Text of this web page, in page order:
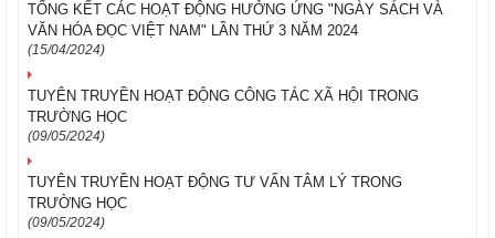
TỔNG KẾT CÁC HOẠT ĐỘNG HƯỞNG ỨNG "NGÀY SÁCH VÀ
VĂN HÓA ĐỌC VIỆT NAM" LẦN THỨ 3 NĂM 2024
(15/04/2024)
TUYÊN TRUYỀN HOẠT ĐỘNG CÔNG TÁC XÃ HỘI TRONG
TRƯỜNG HỌC
(09/05/2024)
TUYÊN TRUYỀN HOẠT ĐỘNG TƯ VẤN TÂM LÝ TRONG
TRƯỜNG HỌC
(09/05/2024)